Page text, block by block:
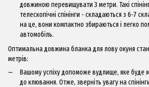
довжиною перевищувати 3 метри. Такі
телескопічні спінінги - складаються з 6-7
на це, вони компактно збираються і легко
автомобіль.
Оптимальна довжина бланка для лову окуня
метрів:
Вашому успіху допоможе вудлище, яке буде
до клювання. Отже, зверніть увагу на